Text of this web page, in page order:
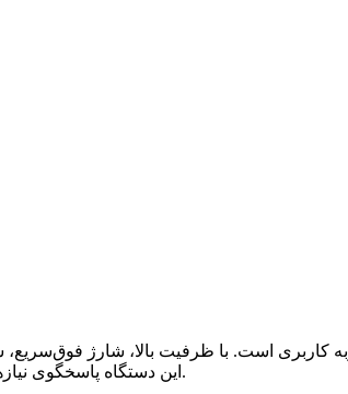
این دستگاه پاسخگوی نیازهای کاربرانی است که به دنبال تعادل بین قدرت، کارایی و استقلال انرژی هستند.